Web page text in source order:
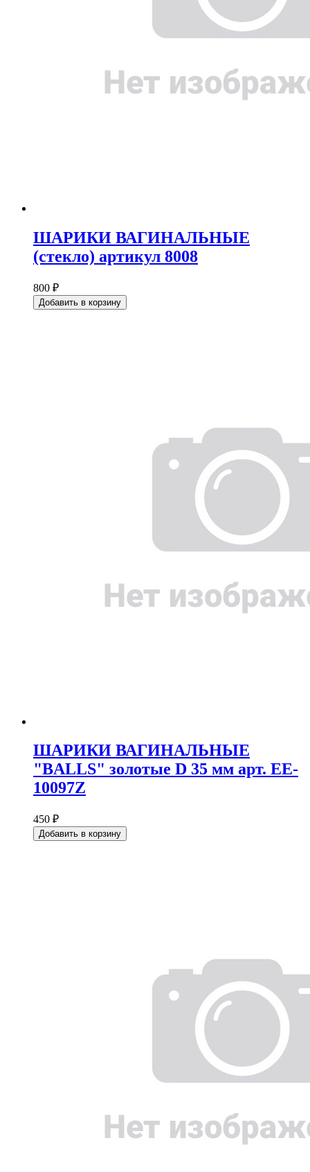
ШАРИКИ ВАГИНАЛЬНЫЕ
(стекло) артикул 8008
800 ₽
Добавить в корзину
ШАРИКИ ВАГИНАЛЬНЫЕ
"BALLS" золотые D 35 мм арт. EE-
10097Z
450 ₽
Добавить в корзину